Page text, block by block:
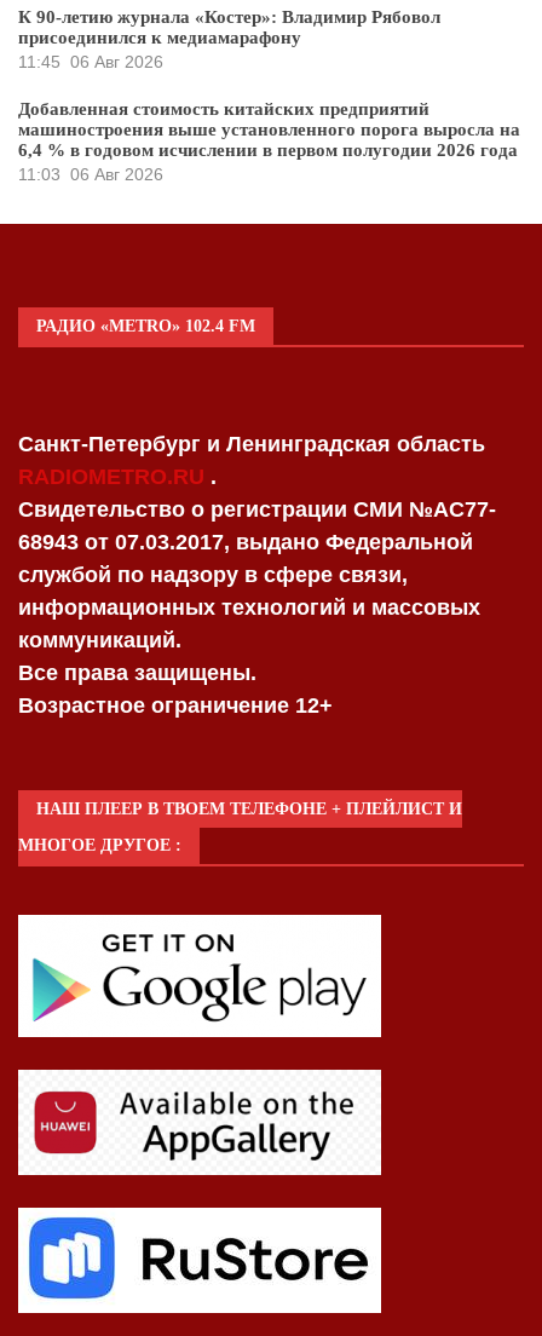
К 90-летию журнала «Костер»: Владимир Рябовол
присоединился к медиамарафону
11:45 06 Авг 2026
Добавленная стоимость китайских предприятий
машиностроения выше установленного порога выросла на
6,4 % в годовом исчислении в первом полугодии 2026 года
11:03 06 Авг 2026
РАДИО «METRO» 102.4 FM
Санкт-Петербург и Ленинградская область
RADIOMETRO.RU .
Свидетельство о регистрации СМИ №AC77-
68943 от 07.03.2017, выдано Федеральной
службой по надзору в сфере связи,
информационных технологий и массовых
коммуникаций.
Все права защищены.
Возрастное ограничение 12+
НАШ ПЛЕЕР В ТВОЕМ ТЕЛЕФОНЕ + ПЛЕЙЛИСТ И
МНОГОЕ ДРУГОЕ :